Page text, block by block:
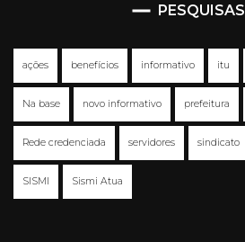
PESQUISAS
ações benefícios informativo itu
Na base novo informativo prefeitura
Rede credenciada servidores sindicato
SISMI Sismi Atua